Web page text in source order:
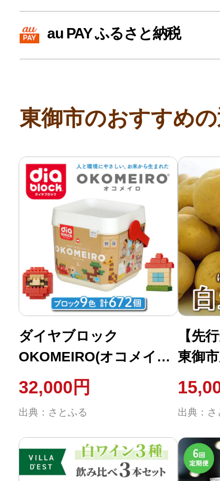
寄付上限額シミュレーション
副業・パラレルワーカー
個人事業主・フリーラン
個人事業・フリーランス
ふるさと納税の基礎知識
10秒ぴったり診断
自治体直営サイト特集
はじめるバイブルとは
よくあるご質問
問い合わせ
au PAY ふるさと納税
東御市のおすすめ
ダイヤブロック
OKOMEIRO(オコメイロ)
L
32,000円
出典：さとふる
【先
東御
10kg
お届け
出典：さ